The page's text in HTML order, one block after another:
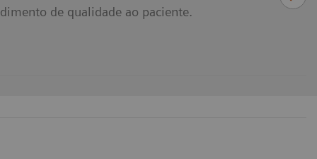
de qualidade ao paciente.